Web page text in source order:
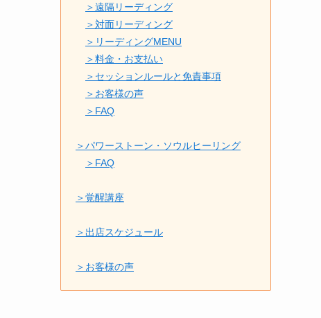
＞遠隔リーディング
＞対面リーディング
＞リーディングMENU
＞料金・お支払い
＞セッションルールと免責事項
＞お客様の声
＞FAQ
＞パワーストーン・ソウルヒーリング
＞FAQ
＞覚醒講座
＞出店スケジュール
＞お客様の声